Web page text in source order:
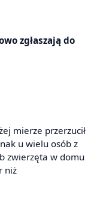
zgłaszają do
mierze przerzucił
u wielu osób z
zwierzęta w domu
niż